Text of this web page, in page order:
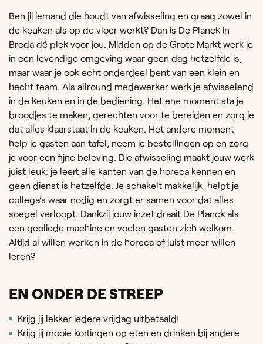
Ben jij iemand die houdt van afwisseling en graag zowel in
de keuken als op de vloer werkt? Dan is De Planck in
Breda dé plek voor jou. Midden op de Grote Markt werk je
in een levendige omgeving waar geen dag hetzelfde is,
maar waar je ook echt onderdeel bent van een klein en
hecht team. Als allround medewerker werk je afwisselend
in de keuken en in de bediening. Het ene moment sta je
broodjes te maken, gerechten voor te bereiden en zorg je
dat alles klaarstaat in de keuken. Het andere moment
help je gasten aan tafel, neem je bestellingen op en zorg
je voor een fijne beleving. Die afwisseling maakt jouw werk
juist leuk: je leert alle kanten van de horeca kennen en
geen dienst is hetzelfde. Je schakelt makkelijk, helpt je
collega’s waar nodig en zorgt er samen voor dat alles
soepel verloopt. Dankzij jouw inzet draait De Planck als
een geoliede machine en voelen gasten zich welkom.
Altijd al willen werken in de horeca of juist meer willen
leren?
EN ONDER DE STREEP
Krijg jij lekker iedere vrijdag uitbetaald!
Krijg jij mooie kortingen op eten en drinken bij andere